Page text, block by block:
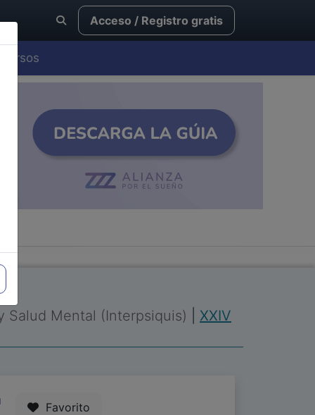
Acceso / Registro gratis
Cursos
Salud Mental (Interpsiquis)
XXIV
Favorito